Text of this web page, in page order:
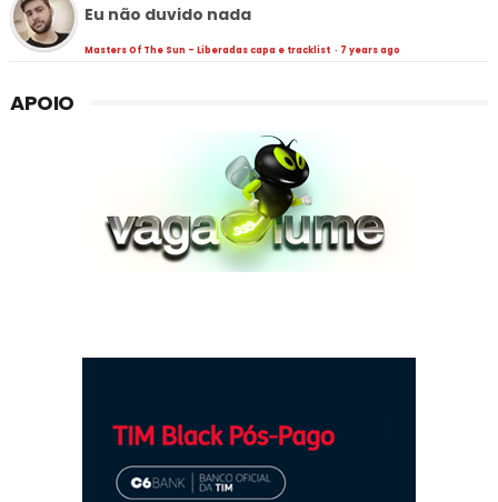
Eu não duvido nada
Masters Of The Sun - Liberadas capa e tracklist · 7 years ago
APOIO